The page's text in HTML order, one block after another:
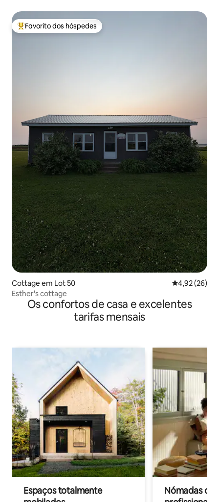
Favoritos dos hóspedes mais apreciados
Favorito dos hóspedes
Cottage em Lot 50 Classificação
4,92 (26)
Esther's cottage
Os confortos de casa e excelentes
tarifas mensais
Espaços totalmente
Nómadas